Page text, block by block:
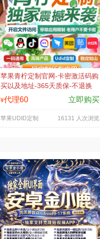
苹果青柠定制官网-卡密激活码购
买以及地址-365天质保-不退换
¥代理60 立即购买
苹果UDID定制 16131 人次浏览